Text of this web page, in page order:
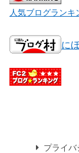
人気ブログランキ
に
プライバ